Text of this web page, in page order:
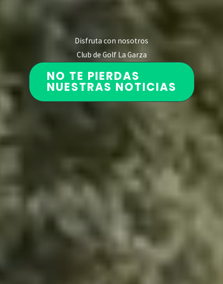
Disfruta con nosotros
Club de Golf La Garza
NO TE PIERDAS
NUESTRAS NOTICIAS